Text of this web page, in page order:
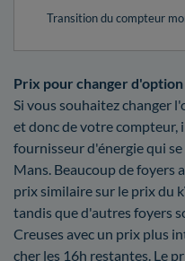
Transition du compteur
Prix pour changer
Si vous souhaitez changer
et donc de votre
fournisseur d'énergie qui
Mans. Beaucoup de foyers
prix similaire sur le prix du
tandis que d'autres foyers
Creuses avec un prix plus
cher les 16h restantes. Le